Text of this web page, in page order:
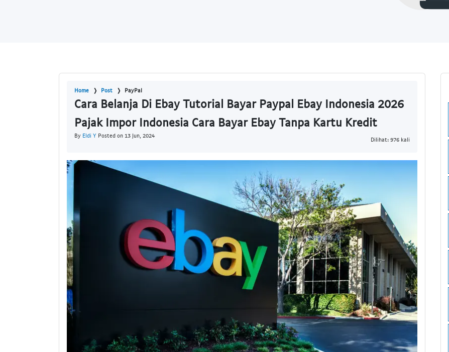
Home Post PayPal
Cara Belanja Di Ebay Tutorial Bayar Paypal Ebay Indonesia 2026
Pajak Impor Indonesia Cara Bayar Ebay Tanpa Kartu Kredit
By Eldi Y Posted on 13 Jun, 2024
Dilihat: 976 kali